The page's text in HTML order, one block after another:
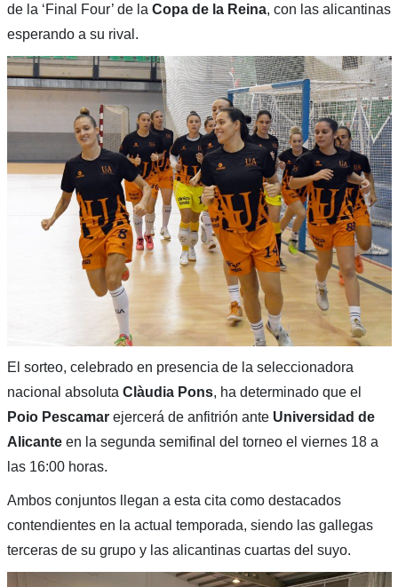
de la ‘Final Four’ de la Copa de la Reina, con las alicantinas
esperando a su rival.
El sorteo, celebrado en presencia de la seleccionadora
nacional absoluta Clàudia Pons, ha determinado que el
Poio Pescamarejercerá de anfitrión ante Universidad de
Alicante en la segunda semifinal del torneo el viernes 18 a
las 16:00 horas.
Ambos conjuntos llegan a esta cita como destacados
contendientes en la actual temporada, siendo las gallegas
terceras de su grupo y las alicantinas cuartas del suyo.